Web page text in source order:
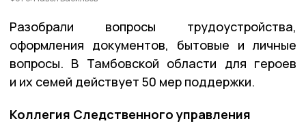
Разобрали вопросы трудоустройства,
оформления документов, бытовые и личные
вопросы. В Тамбовской области для героев
и их семей действует 50 мер поддержки.
Коллегия Следственного управления